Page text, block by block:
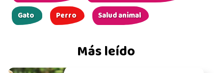
Más leído
Gato
Perro Salud animal